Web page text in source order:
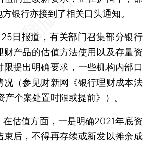
银行亦接到了相关口头通知。
报道，有关部门召集部分银行
财产品的估值方法使用以及存量资
限提出明确要求，一些机构内部口
况（参见财新网《银行理财成本法
产个案处置时限或提前》）。
估值方面，一是明确2021年底资
束后，不得再存续或新发以摊余成